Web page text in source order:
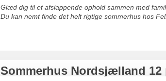
Glæd dig til et afslappende ophold sammen med
Du kan nemt finde det helt rigtige sommerhus hos
Sommerhus Nordsjælland 12